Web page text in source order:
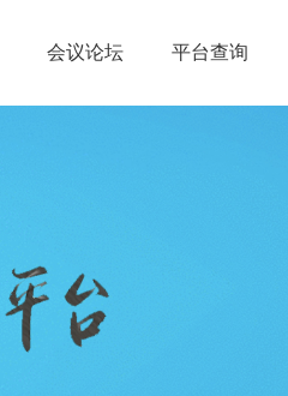
会议论坛 平台查询